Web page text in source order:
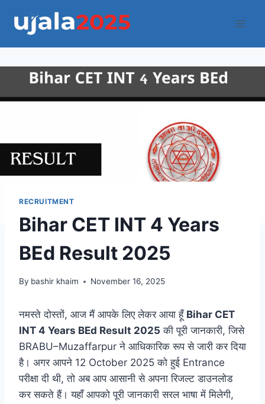
RECRUITMENT
Bihar CET INT 4 Years
BEd Result 2025
By bashir khaim November 16, 2025
नमस्ते दोस्तों, आज मैं आपके लिए लेकर आया हूँ Bihar CET
INT 4 Years BEd Result 2025 की पूरी जानकारी, जिसे
BRABU–Muzaffarpur ने आधिकारिक रूप से जारी कर दिया
है। अगर आपने 12 October 2025 को हुई Entrance
परीक्षा दी थी, तो अब आप आसानी से अपना रिजल्ट डाउनलोड
कर सकते हैं। यहाँ आपको पूरी जानकारी सरल भाषा में मिलेगी,